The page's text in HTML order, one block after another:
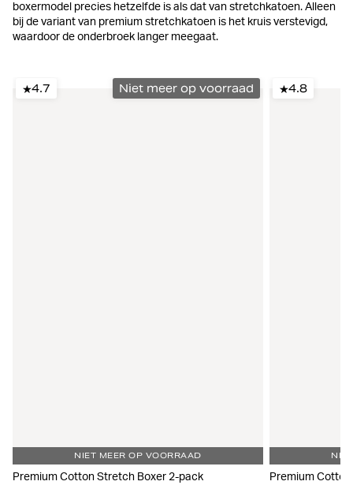
boxermodel precies hetzelfde is als dat van stretchkatoen. Alleen
bij de variant van premium stretchkatoen is het kruis verstevigd,
waardoor de onderbroek langer meegaat.
4.7 Niet meer op voorraad
NIET MEER OP VOORRAAD
Premium Cotton Stretch Boxer 2-pack
4.8
Premium